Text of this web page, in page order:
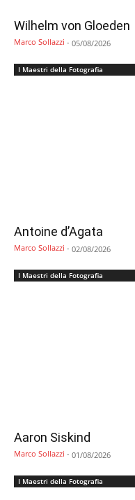
Wilhelm von Gloeden
Marco Sollazzi - 05/08/2026
I Maestri della Fotografia
Antoine d’Agata
Marco Sollazzi - 02/08/2026
I Maestri della Fotografia
Aaron Siskind
Marco Sollazzi - 01/08/2026
I Maestri della Fotografia